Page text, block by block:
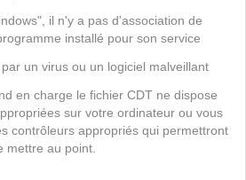
il n'y a pas d'association de
installé pour son service
un virus ou un logiciel malveillant
en charge le fichier CDT ne dispose
sur votre ordinateur ou vous
contrôleurs appropriés qui permettront
mettre au point.